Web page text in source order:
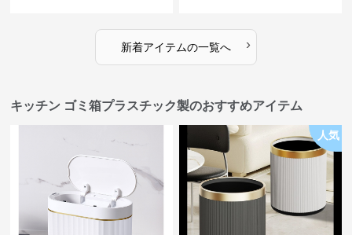
新着アイテムの一覧へ ›
キッチン ゴミ箱プラスチック製のおすすめアイテム
人気